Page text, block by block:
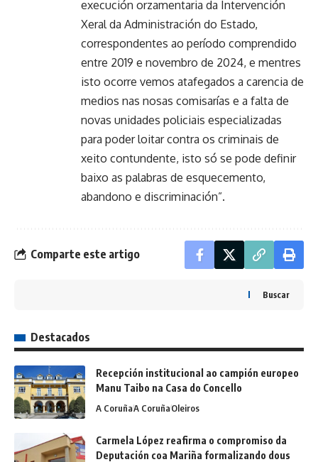
execución orzamentaria da Intervención
Xeral da Administración do Estado,
correspondentes ao período comprendido
entre 2019 e novembro de 2024, e mentres
isto ocorre vemos atafegados a carencia de
medios nas nosas comisarías e a falta de
novas unidades policiais especializadas
para poder loitar contra os criminais de
xeito contundente, isto só se pode definir
baixo as palabras de esquecemento,
abandono e discriminación”.
Comparte este artigo
Buscar
Destacados
Recepción institucional ao campión europeo
Manu Taibo na Casa do Concello
A CoruñaA CoruñaOleiros
Carmela López reafirma o compromiso da
Deputación coa Mariña formalizando dous